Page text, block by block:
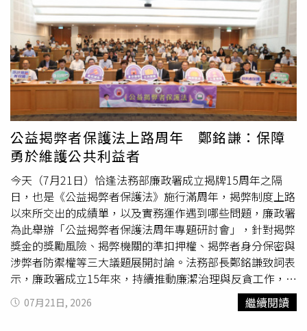
進度、安定民心。此外，與會縣市也建議，《食品安全衛生
管理法》修法應納入「全揭露、全下架」原則，凡涉及食品
安全風險，應完整公開產品流向資訊，並全面下架相關產
品，保障民眾知情權與健康安全。此外，盧秀燕指出，現行
制度缺乏中央跨部會資訊整合，與會縣市建議中央整合衛福
部、農業部、財政部等跨部會資料，建置完整食品流向追
溯、預警及資訊整合系統，平時即掌握重要民生物資的生
產、銷售及流向資訊，一旦發生事件即可快速提供地方政府
查核及下架，縮短問題產品流通時間；同時檢討現行過度依
賴業者自主管理及自主通報制度，建立政府與業者共同管理
機制，並強化第三方檢驗通報、定期稽查及風險預警制度，
全面提升食品安全管理量能。盧秀燕表示，多位縣市也建
議，中央應研議受影響下游業者的融資、減稅等配套措施，
協助降低重大食安事件帶來的衝擊。此外，目前事件究竟源
於原物料或製程問題仍待釐清，若屬原物料問題，應全面強
化邊境檢驗及源頭管理；若屬製程問題，則應建立製程規範
及查驗制度，從源頭防範風險。盧秀燕強調，地方政府長期
站在食安事件第一線，累積許多實務經驗，期待中央儘速召
開全國食安國是會議，邀集中央部會、地方政府、產官學界
公益揭弊者保護法上路周年 鄭銘謙：保障
勇於維護公共利益者
今天（7月21日）恰逢法務部廉政署成立揭牌15周年之隔
日，也是《公益揭弊者保護法》施行滿周年，揭弊制度上路
以來所交出的成績單，以及實務運作遇到哪些問題，廉政署
為此舉辦「公益揭弊者保護法周年專題研討會」，針對揭弊
獎金的獎勵風險、揭弊機關的準扣押權、揭弊者身分保密與
涉弊者防禦權等三大議題展開討論。法務部長鄭銘謙致詞表
示，廉政署成立15年來，持續推動廉潔治理與反貪工作，
《公益揭弊者保護法》施行滿1周年，是檢視制度運作與精
進 法制的重要時刻。揭弊制度的建立不僅為了發掘弊端，更
07月21日, 2026 繼續閱讀